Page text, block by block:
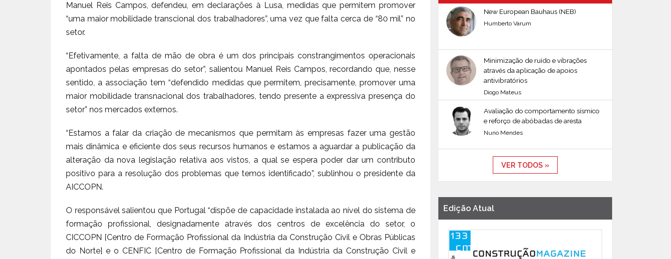
Manuel Reis Campos, defendeu, em declarações à Lusa, medidas que permitem promover
“uma maior mobilidade transcional dos trabalhadores”, uma vez que falta cerca de “80 mil” no
setor.
“Efetivamente, a falta de mão de obra é um dos principais constrangimentos operacionais
apontados pelas empresas do setor”, salientou Manuel Reis Campos, recordando que, nesse
sentido, a associação tem “defendido medidas que permitem, precisamente, promover uma
maior mobilidade transnacional dos trabalhadores, tendo presente a expressiva presença do
setor” nos mercados externos.
“Estamos a falar da criação de mecanismos que permitam às empresas fazer uma gestão
mais dinâmica e eficiente dos seus recursos humanos e estamos a aguardar a publicação da
alteração da nova legislação relativa aos vistos, a qual se espera poder dar um contributo
positivo para a resolução dos problemas que temos identificado”, sublinhou o presidente da
AICCOPN.
O responsável salientou que Portugal “dispõe de capacidade instalada ao nível do sistema de
formação profissional, designadamente através dos centros de excelência do setor, o
CICCOPN [Centro de Formação Profissional da Indústria da Construção Civil e Obras Públicas
do Norte] e o CENFIC [Centro de Formação Profissional da Indústria da Construção Civil e
New European Bauhaus (NEB)
Humberto Varum
Minimização de ruído e vibrações
através da aplicação de apoios
antivibratórios
Diogo Mateus
Avaliação do comportamento sísmico
e reforço de abóbadas de aresta
Nuno Mendes
VER TODOS »
Edição Atual